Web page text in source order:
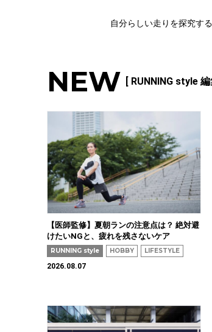
自分らしい走りを探究す
NEW [ RUNNING style
【医師監修】夏朝ランの注意点は？ 絶対避
けたいNGと、疲れを残さないケア
RUNNING style HOBBY LIFESTYLE
2026.08.07